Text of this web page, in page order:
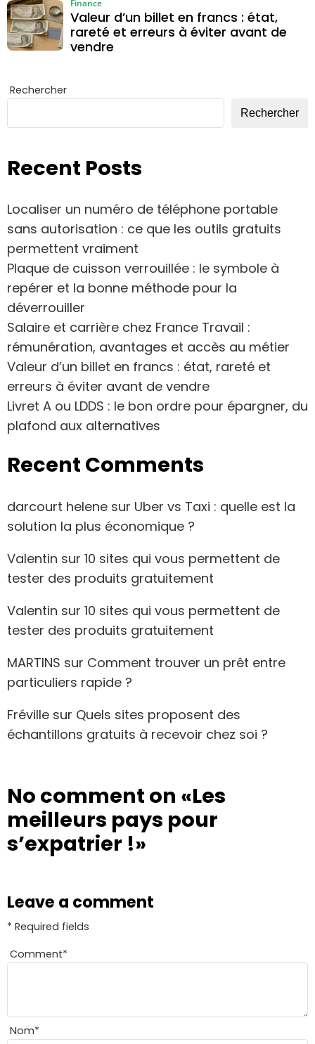
Valeur d’un billet en francs : état,
rareté et erreurs à éviter avant de
vendre
Finance
Rechercher
Rechercher
Recent Posts
Localiser un numéro de téléphone portable
sans autorisation : ce que les outils gratuits
permettent vraiment
Plaque de cuisson verrouillée : le symbole à
repérer et la bonne méthode pour la
déverrouiller
Salaire et carrière chez France Travail :
rémunération, avantages et accès au métier
Valeur d’un billet en francs : état, rareté et
erreurs à éviter avant de vendre
Livret A ou LDDS : le bon ordre pour épargner, du
plafond aux alternatives
Recent Comments
darcourt helene sur Uber vs Taxi : quelle est la
solution la plus économique ?
Valentin sur 10 sites qui vous permettent de
tester des produits gratuitement
Valentin sur 10 sites qui vous permettent de
tester des produits gratuitement
MARTINS sur Comment trouver un prêt entre
particuliers rapide ?
Fréville sur Quels sites proposent des
échantillons gratuits à recevoir chez soi ?
No comment on «Les
meilleurs pays pour
s’expatrier !»
Leave a comment
* Required fields
Comment*
Nom*